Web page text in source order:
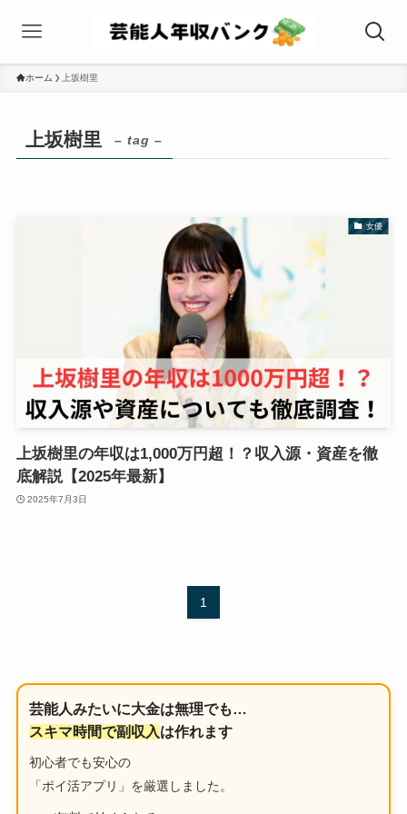
ホーム 上坂樹里
上坂樹里 – tag –
女優
上坂樹里の年収は1,000万円超！？収入源・資産を徹
底解説【2025年最新】
2025年7月3日
1
芸能人みたいに大金は無理でも…
スキマ時間で副収入は作れます
初心者でも安心の
「ポイ活アプリ」を厳選しました。